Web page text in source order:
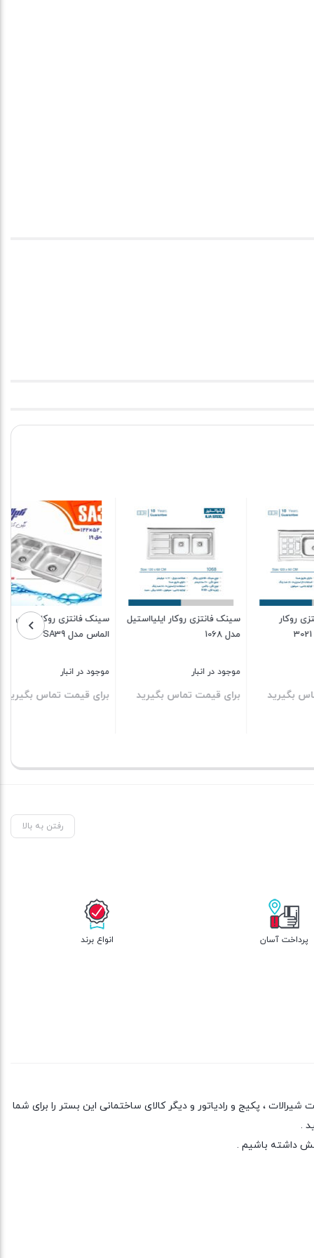
سینک فانتزی روکار نگین
الماس مدل SA39
موجود در انبار
برای قیمت تماس بگیرید
هود مخفی مشکا مدل MH104
موجود در انبار
برای قیمت تماس بگیرید
رفتن به بالا
پرداخت آسان انواع برند
، پکیج و رادیاتور و دیگر کالای ساختمانی این بستر را برای شما
.
داشته باشیم .